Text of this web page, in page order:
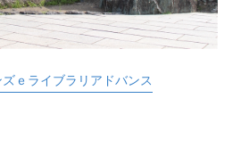
ズｅライブラリアドバンス